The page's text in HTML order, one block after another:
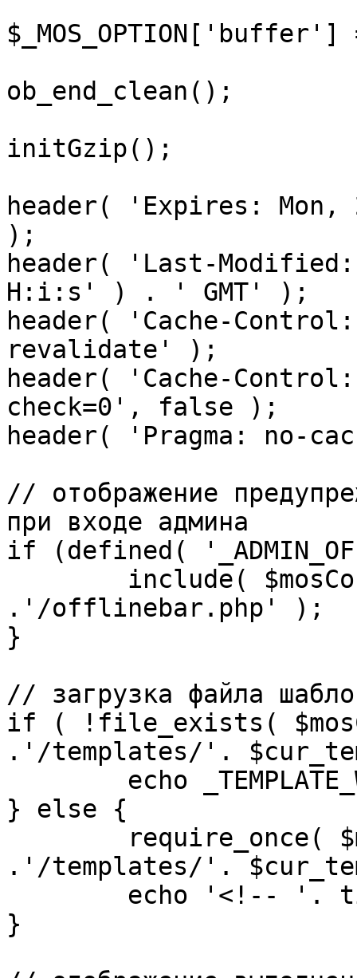
ob_end_clean();
initGzip();
header( 'Expires: Mon,
);
header( 'Last-
H:i:s' ) . ' GMT' );
header( 'Cache-
revalidate' );
header( 'Cache-
check=0', false );
header( 'Pragma: no-
// отображение
при входе админа
if (defined(
.'/offlinebar.php' );
}
// загрузка файла
if ( !file_exists(
.'/templates/'.
} else {
.'/templates/'.
}